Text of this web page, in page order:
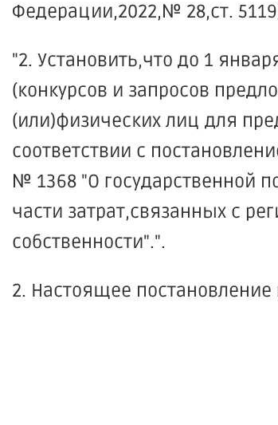
Федерации,2022,№ 28,ст.
"2. Установить,что до 1
(конкурсов и запросов
(или)физических лиц для
соответствии с
№ 1368 "О государственной
части затрат,связанных с
собственности".".
2. Настоящее постановление